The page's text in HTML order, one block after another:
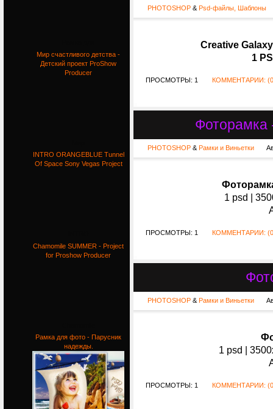
PHOTOSHOP & Psd-файлы, Шаблоны
Creative
1
ПРОСМОТРЫ: 1 КОММЕНТАРИИ:
Фоторамка
PHOTOSHOP & Рамки и Виньетки
1 psd |
ПРОСМОТРЫ: 1 КОММЕНТАРИИ:
PHOTOSHOP & Рамки и Виньетки
1 psd |
ПРОСМОТРЫ: 1 КОММЕНТАРИИ:
Мир счастливого детства -
Детский проект ProShow
Producer
INTRO ORANGEBLUE Tunnel
Of Space Sony Vegas Project
Chamomile SUMMER - Project
for Proshow Producer
Рамка для фото - Парусник
надежды.